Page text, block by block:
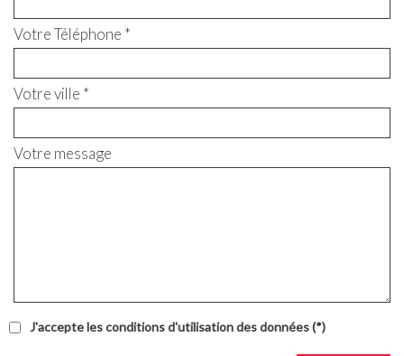
Votre Téléphone *
Votre ville *
Votre message
J'accepte les conditions d'utilisation des données (*)